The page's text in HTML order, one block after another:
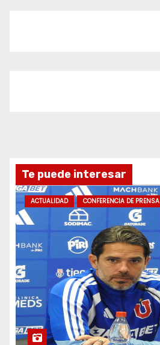
Te puede interesar
ACTUALIDAD CONFERENCIA DE PRENSA